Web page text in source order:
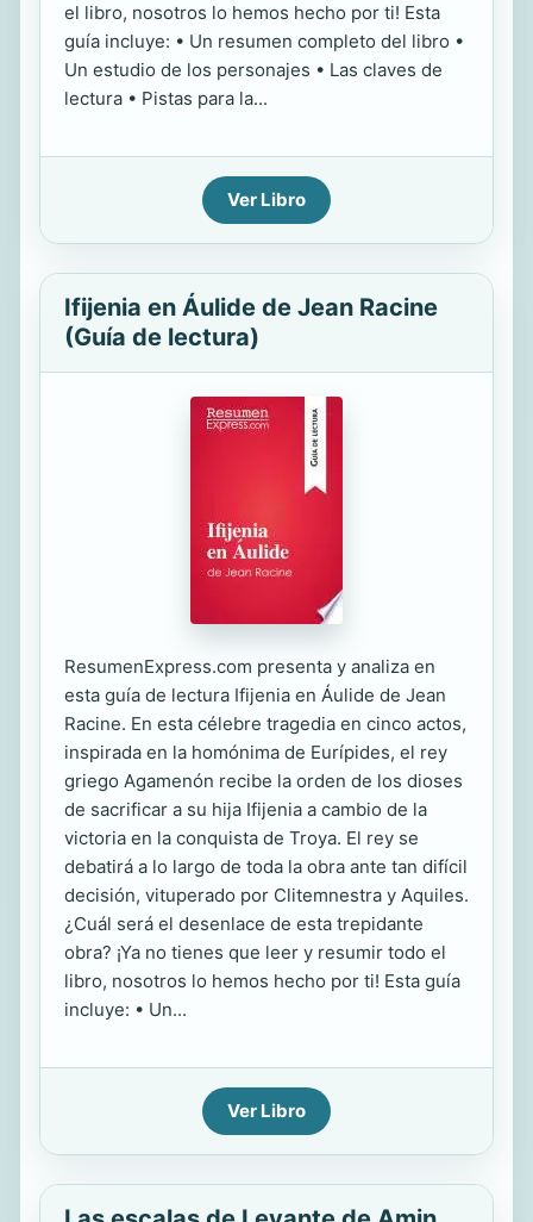
el libro, nosotros lo hemos hecho por ti! Esta
guía incluye: • Un resumen completo del libro •
Un estudio de los personajes • Las claves de
lectura • Pistas para la...
Ver Libro
Ifijenia en Áulide de Jean Racine
(Guía de lectura)
ResumenExpress.com presenta y analiza en
esta guía de lectura Ifijenia en Áulide de Jean
Racine. En esta célebre tragedia en cinco actos,
inspirada en la homónima de Eurípides, el rey
griego Agamenón recibe la orden de los dioses
de sacrificar a su hija Ifijenia a cambio de la
victoria en la conquista de Troya. El rey se
debatirá a lo largo de toda la obra ante tan difícil
decisión, vituperado por Clitemnestra y Aquiles.
¿Cuál será el desenlace de esta trepidante
obra? ¡Ya no tienes que leer y resumir todo el
libro, nosotros lo hemos hecho por ti! Esta guía
incluye: • Un...
Ver Libro